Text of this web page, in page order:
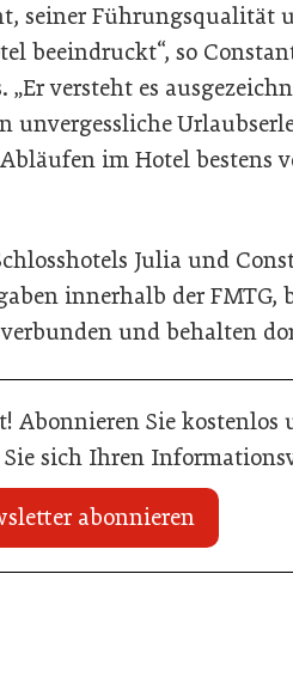
seiner Führungsqualität
beeindruckt“, so
versteht es
unvergessliche
im Hotel bestens
Julia und
innerhalb der FMTG,
und behalten
Abonnieren Sie kostenlos
sich Ihren
abonnieren